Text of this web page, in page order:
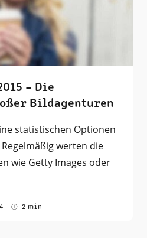
– Die
Bildagenturen
statistischen Optionen
werten die
wie Getty Images oder
2 min